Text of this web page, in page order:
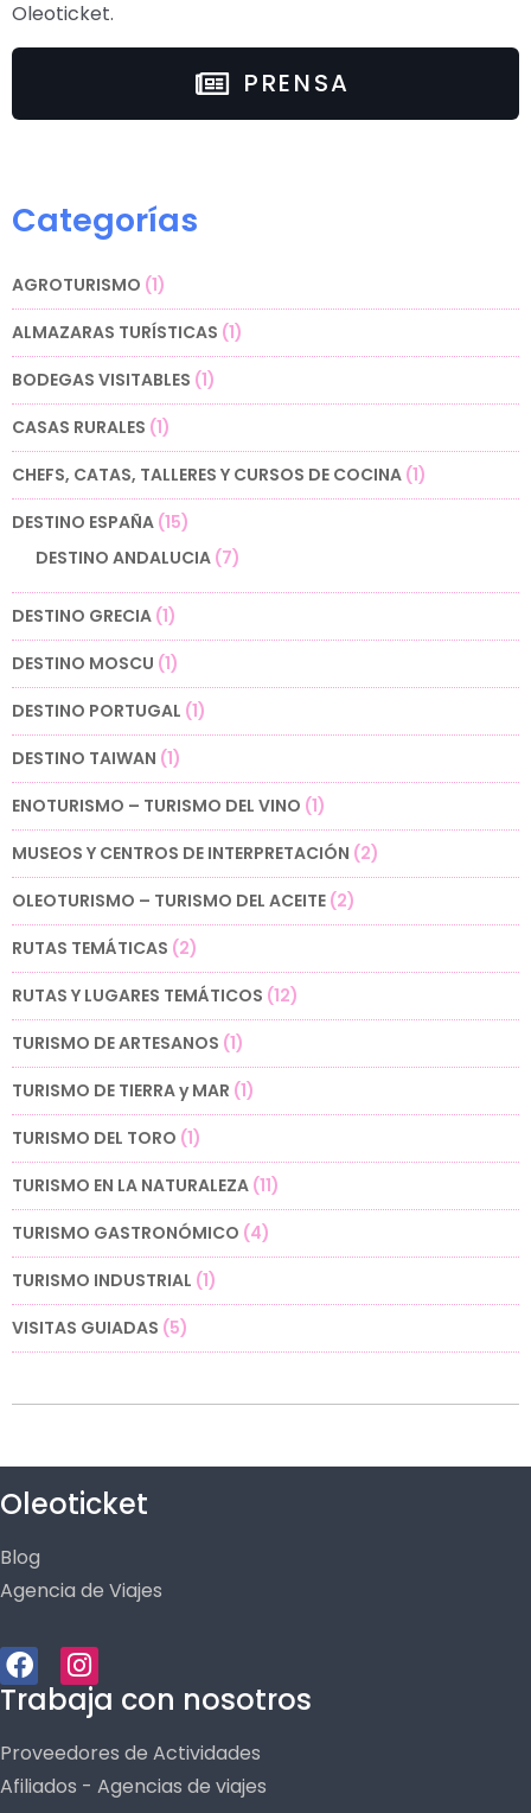
Oleoticket.
PRENSA
Categorías
AGROTURISMO (1)
ALMAZARAS TURÍSTICAS (1)
BODEGAS VISITABLES (1)
CASAS RURALES (1)
CHEFS, CATAS, TALLERES Y CURSOS DE COCINA (1)
DESTINO ESPAÑA (15)
DESTINO ANDALUCIA (7)
DESTINO GRECIA (1)
DESTINO MOSCU (1)
DESTINO PORTUGAL (1)
DESTINO TAIWAN (1)
ENOTURISMO – TURISMO DEL VINO (1)
MUSEOS Y CENTROS DE INTERPRETACIÓN (2)
OLEOTURISMO – TURISMO DEL ACEITE (2)
RUTAS TEMÁTICAS (2)
RUTAS Y LUGARES TEMÁTICOS (12)
TURISMO DE ARTESANOS (1)
TURISMO DE TIERRA y MAR (1)
TURISMO DEL TORO (1)
TURISMO EN LA NATURALEZA (11)
TURISMO GASTRONÓMICO (4)
TURISMO INDUSTRIAL (1)
VISITAS GUIADAS (5)
Oleoticket
Blog
Agencia de Viajes
Trabaja con nosotros
Proveedores de Actividades
Afiliados - Agencias de viajes